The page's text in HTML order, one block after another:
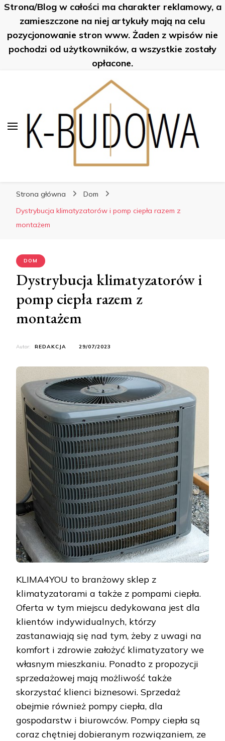
Strona/Blog w całości ma charakter reklamowy, a
zamieszczone na niej artykuły mają na celu
pozycjonowanie stron www. Żaden z wpisów nie
pochodzi od użytkowników, a wszystkie zostały
opłacone.
K-Budowa
Strona główna
Dom
Dystrybucja klimatyzatorów i pomp ciepła razem z
montażem
DOM
Dystrybucja klimatyzatorów i
pomp ciepła razem z
montażem
Autor: REDAKCJA 29/07/2023
KLIMA4YOU to branżowy sklep z
klimatyzatorami a także z pompami ciepła.
Oferta w tym miejscu dedykowana jest dla
klientów indywidualnych, którzy
zastanawiają się nad tym, żeby z uwagi na
komfort i zdrowie założyć klimatyzatory we
własnym mieszkaniu. Ponadto z propozycji
sprzedażowej mają możliwość także
skorzystać klienci biznesowi. Sprzedaż
obejmie również pompy ciepła, dla
gospodarstw i biurowców. Pompy ciepła są
coraz chętniej dobieranym rozwiązaniem, ze